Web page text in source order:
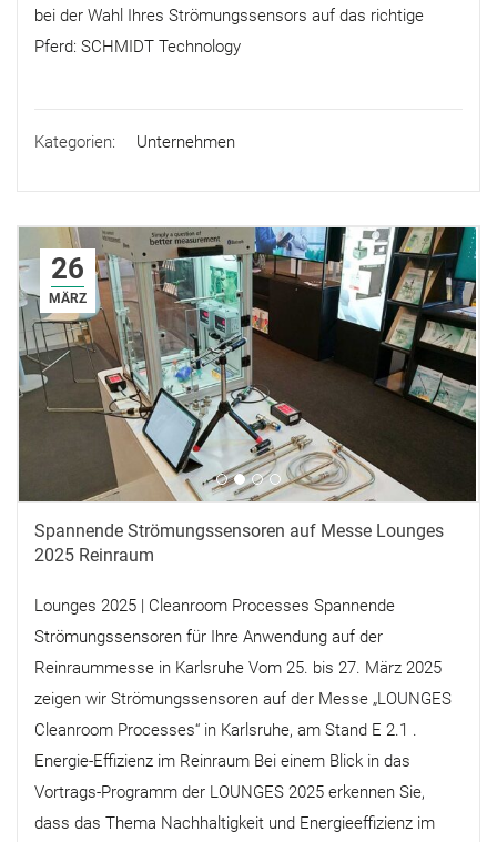
bei der Wahl Ihres Strömungssensors auf das richtige
Pferd: SCHMIDT Technology
Kategorien: Unternehmen
26
MÄRZ
Spannende Strömungssensoren auf Messe Lounges
2025 Reinraum
Lounges 2025 | Cleanroom Processes Spannende
Strömungssensoren für Ihre Anwendung auf der
Reinraummesse in Karlsruhe Vom 25. bis 27. März 2025
zeigen wir Strömungssensoren auf der Messe „LOUNGES
Cleanroom Processes“ in Karlsruhe, am Stand E 2.1 .
Energie-Effizienz im Reinraum Bei einem Blick in das
Vortrags-Programm der LOUNGES 2025 erkennen Sie,
dass das Thema Nachhaltigkeit und Energieeffizienz im